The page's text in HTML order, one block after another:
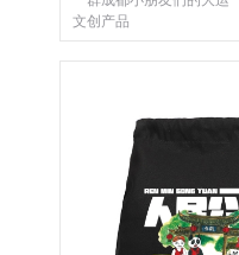
文创产品